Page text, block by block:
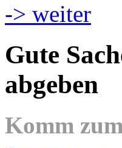
-> weiter
Gute
abgeben
Komm